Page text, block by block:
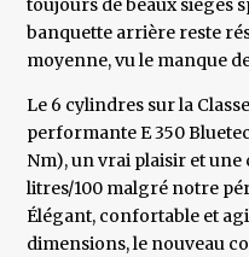
toujours de beaux sièges
banquette arrière reste
moyenne, vu le manque
Le 6 cylindres sur la
performante E 350
Nm), un vrai plaisir et
litres/100 malgré notre
Élégant, confortable et
dimensions, le nouveau